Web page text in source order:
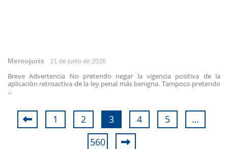
Mercojuris 21 de junio de 2026
Breve Advertencia No pretendo negar la vigencia positiva de la
aplicación retroactiva de la ley penal más benigna. Tampoco pretendo
...
1 2 3 4 5
…
560